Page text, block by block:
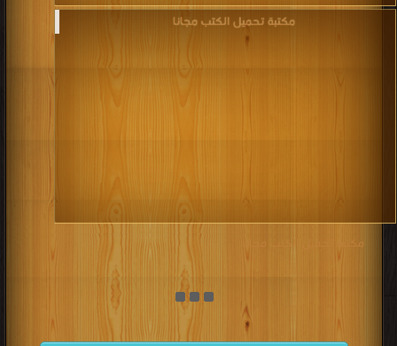
مكتبة تحميل الكتب مجانا‎
مكتبة تحميل الكتب مجانا